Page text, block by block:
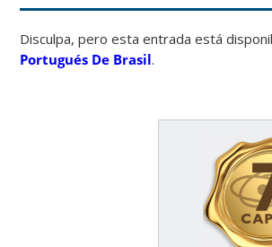
Disculpa, pero esta entrada está
Portugués De Brasil.